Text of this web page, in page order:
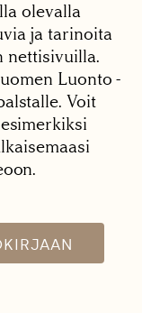
olevalla
ja tarinoita
nettisivuilla.
Luonto -
Voit